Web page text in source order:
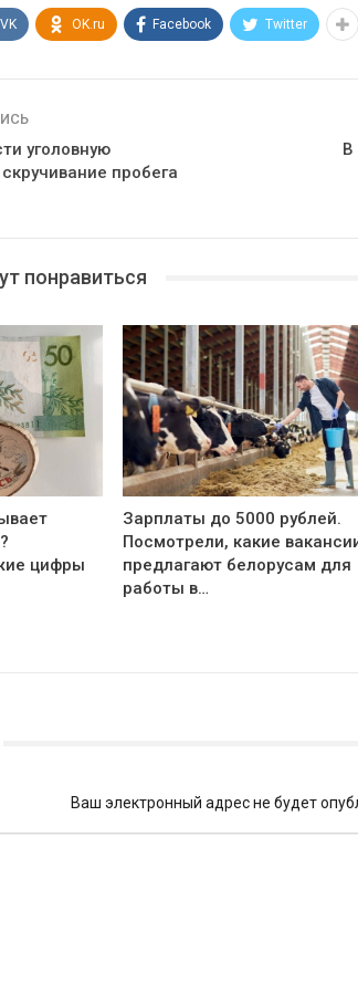
VK OK.ru Facebook Twitter
уголовную
пробега
В
понравиться
цифры
Зарплаты до 5000 рублей.
Посмотрели, какие
предлагают белорусам для
работы в…
Ваш электронный адрес не будет